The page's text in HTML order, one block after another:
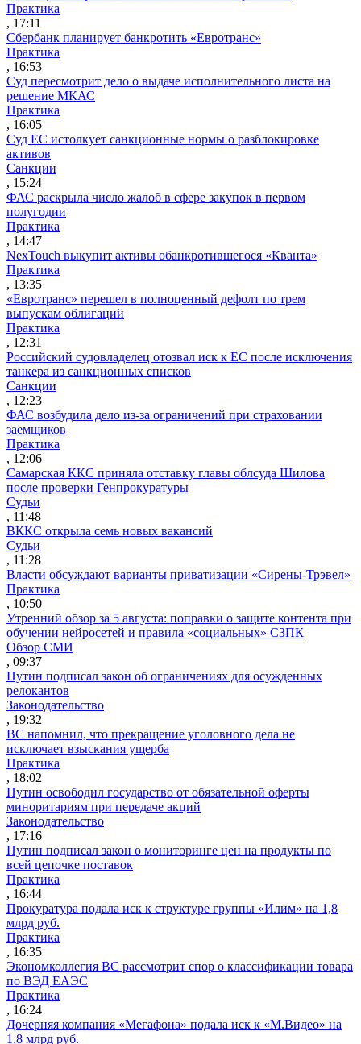
Практика
, 17:11
Сбербанк планирует банкротить «Евротранс»
Практика
, 16:53
Суд пересмотрит дело о выдаче исполнительного листа на
решение МКАС
Практика
, 16:05
Суд ЕС истолкует санкционные нормы о разблокировке
активов
Санкции
, 15:24
ФАС раскрыла число жалоб в сфере закупок в первом
полугодии
Практика
, 14:47
NexTouch выкупит активы обанкротившегося «Кванта»
Практика
, 13:35
«Евротранс» перешел в полноценный дефолт по трем
выпускам облигаций
Практика
, 12:31
Российский судовладелец отозвал иск к ЕС после исключения
танкера из санкционных списков
Санкции
, 12:23
ФАС возбудила дело из-за ограничений при страховании
заемщиков
Практика
, 12:06
Самарская ККС приняла отставку главы облсуда Шилова
после проверки Генпрокуратуры
Судьи
, 11:48
ВККС открыла семь новых вакансий
Судьи
, 11:28
Власти обсуждают варианты приватизации «Сирены-Трэвел»
Практика
, 10:50
Утренний обзор за 5 августа: поправки о защите контента при
обучении нейросетей и правила «социальных» СЗПК
Обзор СМИ
, 09:37
Путин подписал закон об ограничениях для осужденных
релокантов
Законодательство
, 19:32
ВС напомнил, что прекращение уголовного дела не
исключает взыскания ущерба
Практика
, 18:02
Путин освободил государство от обязательной оферты
миноритариям при передаче акций
Законодательство
, 17:16
Путин подписал закон о мониторинге цен на продукты по
всей цепочке поставок
Практика
, 16:44
Прокуратура подала иск к структуре группы «Илим» на 1,8
млрд руб.
Практика
, 16:35
Экономколлегия ВС рассмотрит спор о классификации товара
по ВЭД ЕАЭС
Практика
, 16:24
Дочерняя компания «Мегафона» подала иск к «М.Видео» на
1,8 млрд руб.